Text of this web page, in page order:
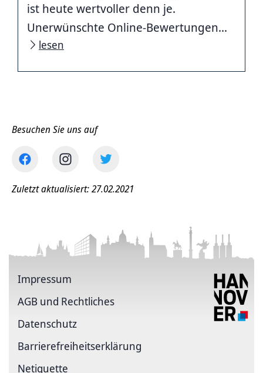
ist heute wertvoller denn je.
Unerwünschte Online-Bewertungen...
lesen
Besuchen Sie uns auf
Zuletzt aktualisiert: 27.02.2021
Impressum
AGB und Rechtliches
Datenschutz
Barriere­freiheits­erklärung
Netiquette